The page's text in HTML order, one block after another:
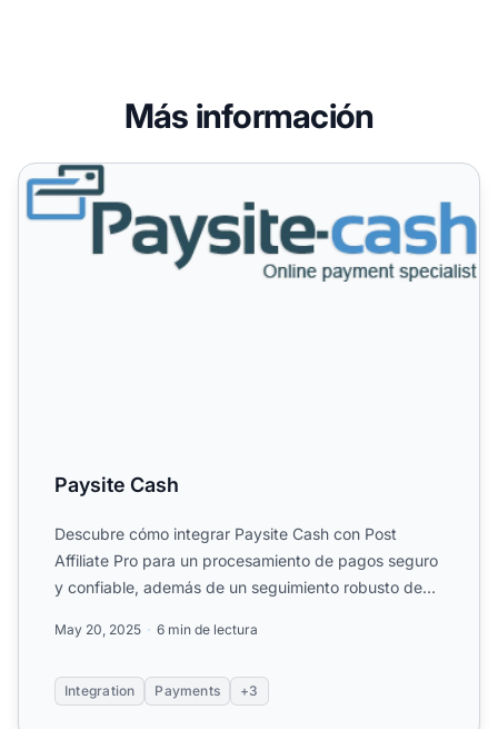
Más información
Paysite Cash
Paysite Cash
Descubre cómo integrar Paysite Cash con Post
Affiliate Pro para un procesamiento de pagos seguro
y confiable, además de un seguimiento robusto de
May 20, 2025 6 min de lectura
Integration Payments +3